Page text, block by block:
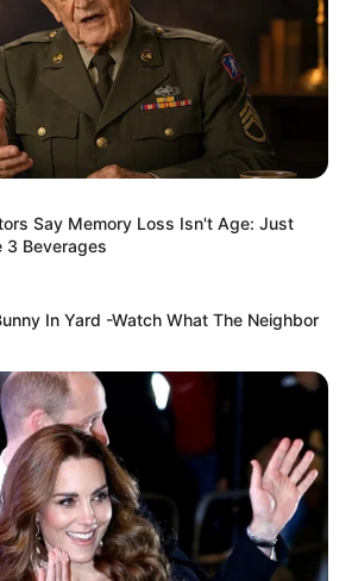
Say Memory Loss Isn't Age: Just
3 Beverages
In Yard -Watch What The Neighbor